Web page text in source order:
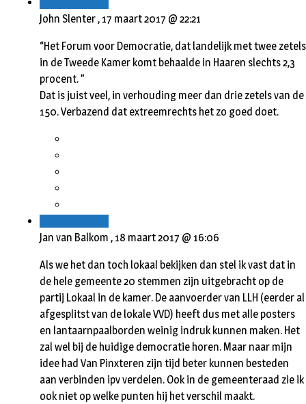
John Slenter ,17 maart 2017 @ 22:21
“Het Forum voor Democratie, dat landelijk met twee zetels
in de Tweede Kamer komt behaalde in Haaren slechts 2,3
procent. ”
Dat is juist veel, in verhouding meer dan drie zetels van de
150. Verbazend dat extreemrechts het zo goed doet.
Jan van Balkom ,18 maart 2017 @ 16:06
Als we het dan toch lokaal bekijken dan stel ik vast dat in
de hele gemeente 20 stemmen zijn uitgebracht op de
partij Lokaal in de kamer. De aanvoerder van LLH (eerder al
afgesplitst van de lokale VVD) heeft dus met alle posters
en lantaarnpaalborden weinig indruk kunnen maken. Het
zal wel bij de huidige democratie horen. Maar naar mijn
idee had Van Pinxteren zijn tijd beter kunnen besteden
aan verbinden ipv verdelen. Ook in de gemeenteraad zie ik
ook niet op welke punten hij het verschil maakt.